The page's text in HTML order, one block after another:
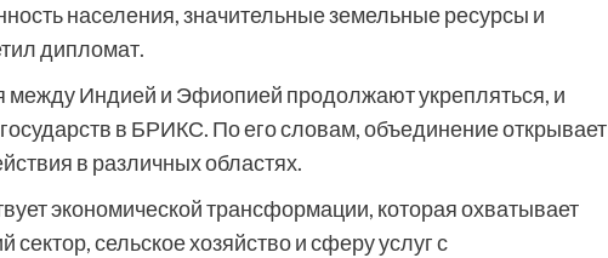
населения, значительные земельные ресурсы и
дипломат.
между Индией и Эфиопией продолжают укрепляться, и
в БРИКС. По его словам, объединение открывает
в различных областях.
экономической трансформации, которая охватывает
сельское хозяйство и сферу услуг с